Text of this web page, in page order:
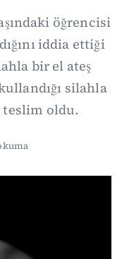
öğrencisi
iddia ettiği
bir el ateş
silahla
teslim oldu.